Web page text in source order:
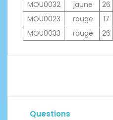
MOU0032
jaune 26
MOU0023
rouge 17
MOU0033
rouge 26
Questions